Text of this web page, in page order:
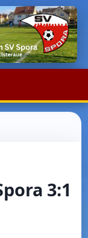
3:1